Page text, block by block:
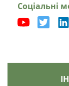
Соціальні